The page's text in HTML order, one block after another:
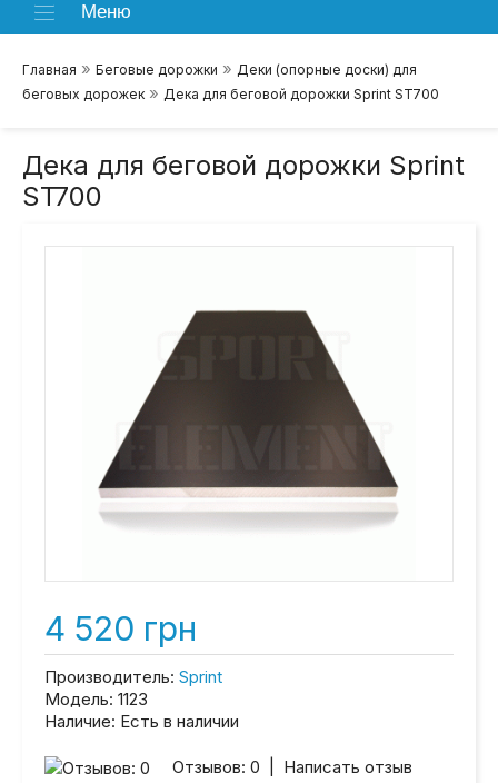
Меню
Главная » Беговые дорожки » Деки (опорные доски) для
беговых дорожек » Дека для беговой дорожки Sprint ST700
Дека для беговой дорожки Sprint
ST700
4 520 грн
Производитель: Sprint
Модель: 1123
Наличие: Есть в наличии
Отзывов: 0 Написать отзыв